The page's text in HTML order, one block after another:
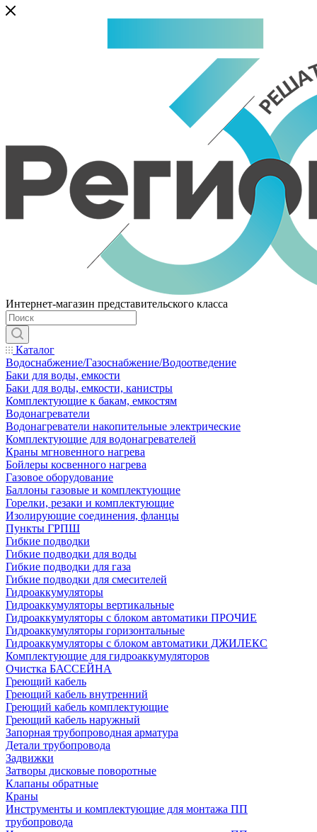
Интернет-магазин представительского класса
Каталог
Водоснабжение/Газоснабжение/Водоотведение
Баки для воды, емкости
Баки для воды, емкости, канистры
Комплектующие к бакам, емкостям
Водонагреватели
Водонагреватели накопительные электрические
Комплектующие для водонагревателей
Краны мгновенного нагрева
Бойлеры косвенного нагрева
Газовое оборудование
Баллоны газовые и комплектующие
Горелки, резаки и комплектующие
Изолирующие соединения, фланцы
Пункты ГРПШ
Гибкие подводки
Гибкие подводки для воды
Гибкие подводки для газа
Гибкие подводки для смесителей
Гидроаккумуляторы
Гидроаккумуляторы вертикальные
Гидроаккумуляторы с блоком автоматики ПРОЧИЕ
Гидроаккумуляторы горизонтальные
Гидроаккумуляторы с блоком автоматики ДЖИЛЕКС
Комплектующие для гидроаккумуляторов
Очистка БАССЕЙНА
Греющий кабель
Греющий кабель внутренний
Греющий кабель комплектующие
Греющий кабель наружный
Запорная трубопроводная арматура
Детали трубопровода
Задвижки
Затворы дисковые поворотные
Клапаны обратные
Краны
Инструменты и комплектующие для монтажа ПП
трубопровода